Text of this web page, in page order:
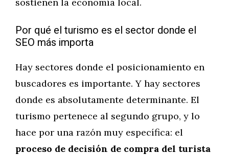
Por qué el turismo es el sector donde el
SEO más importa
Hay sectores donde el posicionamiento en
buscadores es importante. Y hay sectores
donde es absolutamente determinante. El
turismo pertenece al segundo grupo, y lo
hace por una razón muy específica: el
proceso de decisión de compra del turista